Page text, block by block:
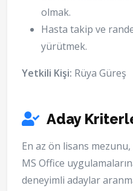
olmak.
Hasta takip ve
yürütmek.
Yetkili Kişi: Rüya Güreş
Aday
En az ön lisans
MS Office
deneyimli adaylar